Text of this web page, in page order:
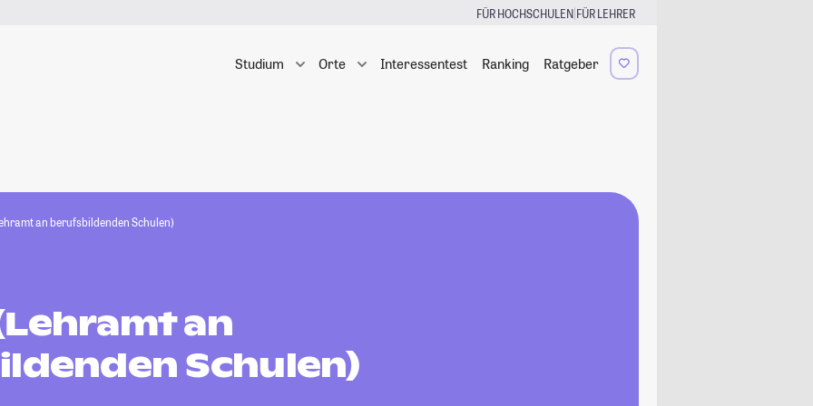
FÜR HOCHSCHULEN|FÜR LEHRER
Studium Orte Interessentest Ranking Ratgeber
an berufsbildenden Schulen)
an
Schulen)